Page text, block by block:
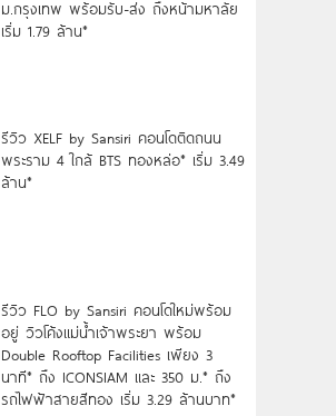
ม.กรุงเทพ พร้อมรับ-ส่ง ถึงหน้ามหาลัย
เริ่ม 1.79 ล้าน*
รีวิว XELF by Sansiri คอนโดติดถนน
พระราม 4 ใกล้ BTS ทองหล่อ* เริ่ม 3.49
ล้าน*
รีวิว FLO by Sansiri คอนโดใหม่พร้อม
อยู่ วิวโค้งแม่น้ำเจ้าพระยา พร้อม
Double Rooftop Facilities เพียง 3
นาที* ถึง ICONSIAM และ 350 ม.* ถึง
รถไฟฟ้าสายสีทอง เริ่ม 3.29 ล้านบาท*